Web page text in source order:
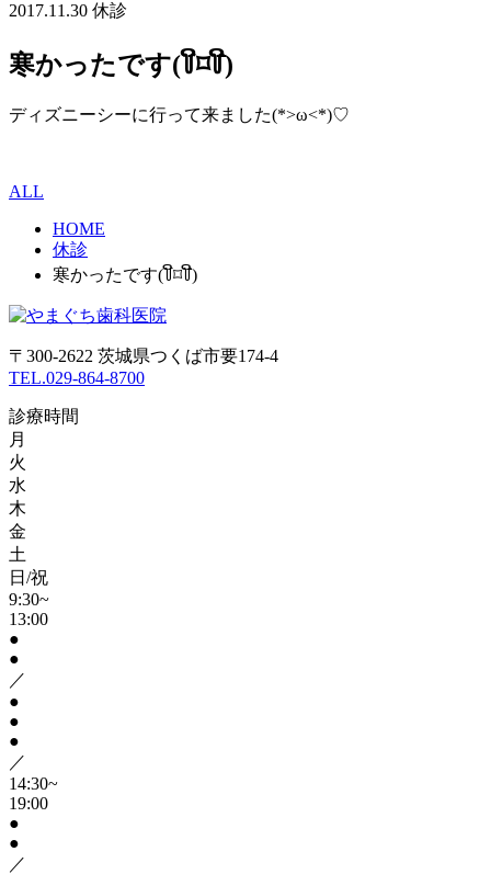
2017.11.30 休診
寒かったです(꒦ິ⌑꒦ີ)
ディズニーシーに行って来ました(*>ω<*)♡
ALL
HOME
休診
寒かったです(꒦ິ⌑꒦ີ)
〒300-2622 茨城県つくば市要174-4
TEL.029-864-8700
診療時間
月
火
水
木
金
土
日/祝
9:30~
13:00
●
●
／
●
●
●
／
14:30~
19:00
●
●
／